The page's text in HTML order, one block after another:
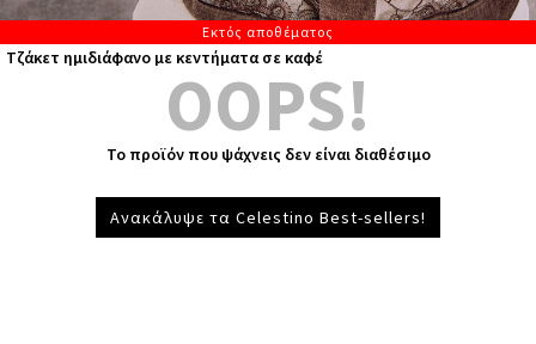
Εκτός αποθέματος
Τζάκετ ημιδιάφανο με κεντήματα σε καφέ
OOPS!
Το προϊόν που ψάχνεις δεν είναι διαθέσιμο
Ανακάλυψε τα Celestino Best-sellers!